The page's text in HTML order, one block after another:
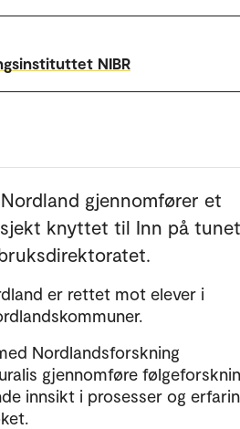
NIBR
gjennomfører et
knyttet til Inn på
er rettet mot elever i
Nordlandsforskning
gjennomføre
innsikt i prosesser og